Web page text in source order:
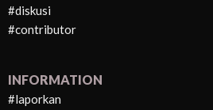
#diskusi
#contributor
INFORMATION
#laporkan